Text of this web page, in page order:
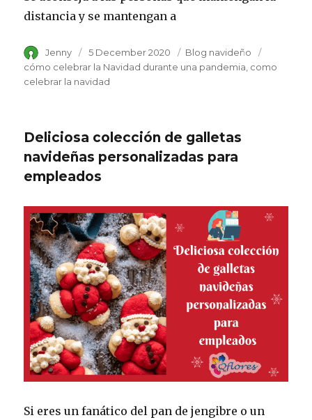
distancia y se mantengan a
Author
Jenny
Posted
on
5 December 2020 Category
Blog navideño
cómo celebrar la Navidad durante una pandemia como
celebrar la navidad
Deliciosa colección de galletas
navideñas personalizadas para
empleados
Si eres un fanático del pan de jengibre o un